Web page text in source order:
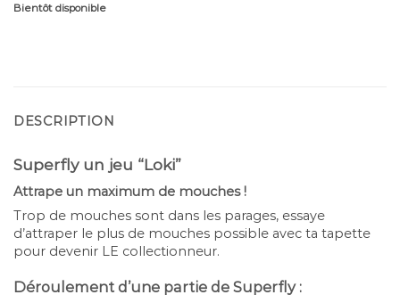
Bientôt disponible
DESCRIPTION
Superfly un jeu “Loki”
Attrape un maximum de mouches !
Trop de mouches sont dans les parages, essaye
d’attraper le plus de mouches possible avec ta tapette
pour devenir LE collectionneur.
Déroulement d’une partie de Superfly :